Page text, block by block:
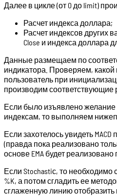
Далее в цикле (от 0 до limit)
Расчет индекса доллара;
Расчет индексов других
Close и индекса доллара
Данные размещаем по
индикатора. Проверяем,
пользователь при
производим соответствующие
Если было изъявлено желание
индексам, то выполняем
Если захотелось увидеть
(правда пока реализовано
основе EMA будет реализовано
Если Stochastiс, то
%K, а потом сгладить ее
сглаженную линию отобразить